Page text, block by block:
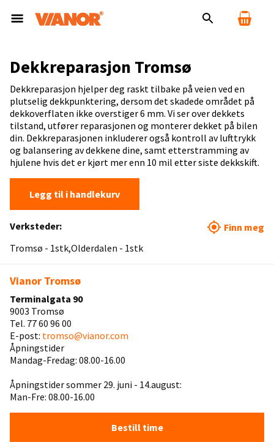
Dekkreparasjon Tromsø
Dekkreparasjon hjelper deg raskt tilbake på veien ved en
plutselig dekkpunktering, dersom det skadede området på
dekkoverflaten ikke overstiger 6 mm. Vi ser over dekkets
tilstand, utfører reparasjonen og monterer dekket på bilen
din. Dekkreparasjonen inkluderer også kontroll av lufttrykk
og balansering av dekkene dine, samt etterstramming av
hjulene hvis det er kjørt mer enn 10 mil etter siste dekkskift.
Legg til i handlekurv
Verksteder:
Tromsø - 1stk Olderdalen - 1stk
Finn meg
Vianor Tromsø
Terminalgata 90
9003 Tromsø
Tel. 77 60 96 00
E-post: tromso@vianor.com
Åpningstider
Mandag-Fredag: 08.00-16.00
Åpningstider sommer 29. juni - 14.august:
Man-Fre: 08.00-16.00
Bestill time